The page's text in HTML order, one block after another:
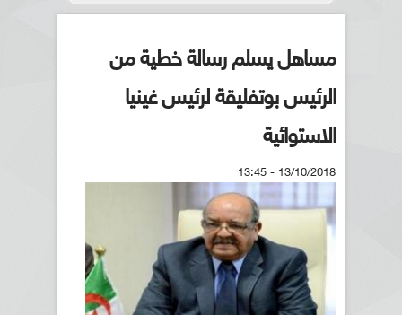
مساهل يسلم رسالة خطية من
الرئيس بوتفليقة لرئيس غينيا
الاستوائية
13/10/2018 - 13:45